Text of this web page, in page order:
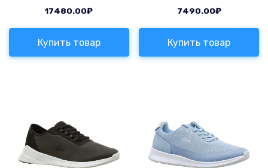
17480.00₽
Купить товар
7490.00₽
Купить товар